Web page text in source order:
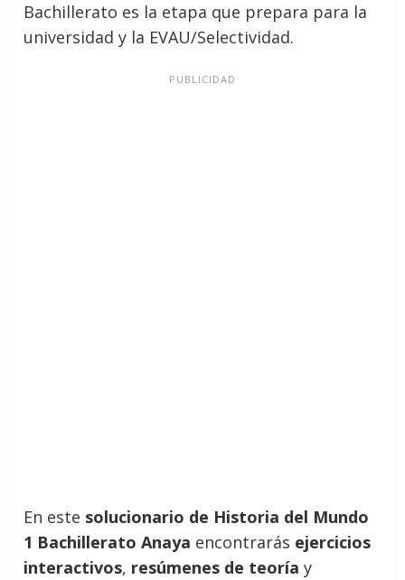
Bachillerato es la etapa que prepara para la
universidad y la EVAU/Selectividad.
En este solucionario de Historia del Mundo
1 Bachillerato Anaya encontrarás ejercicios
interactivos, resúmenes de teoría y